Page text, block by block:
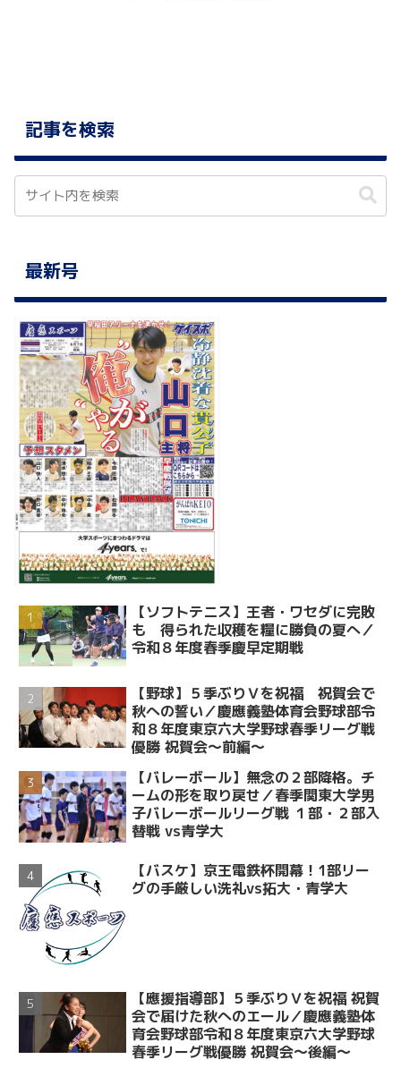
記事を検索
最新号
【ソフトテニス】王者・ワセダに完敗
も 得られた収穫を糧に勝負の夏へ／
令和８年度春季慶早定期戦
【野球】５季ぶりＶを祝福 祝賀会で
秋への誓い／慶應義塾体育会野球部令
和８年度東京六大学野球春季リーグ戦
優勝 祝賀会～前編～
【バレーボール】無念の２部降格。チ
ームの形を取り戻せ／春季関東大学男
子バレーボールリーグ戦 １部・２部入
替戦 vs青学大
【バスケ】京王電鉄杯開幕！1部リー
グの手厳しい洗礼vs拓大・青学大
【應援指導部】５季ぶりＶを祝福 祝賀
会で届けた秋へのエール／慶應義塾体
育会野球部令和８年度東京六大学野球
春季リーグ戦優勝 祝賀会～後編～